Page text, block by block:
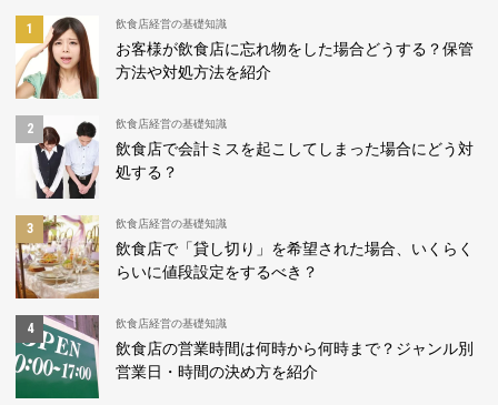
飲食店経営の基礎知識
お客様が飲食店に忘れ物をした場合どうする？保管
方法や対処方法を紹介
飲食店経営の基礎知識
飲食店で会計ミスを起こしてしまった場合にどう対
処する？
飲食店経営の基礎知識
飲食店で「貸し切り」を希望された場合、いくらく
らいに値段設定をするべき？
飲食店経営の基礎知識
飲食店の営業時間は何時から何時まで？ジャンル別
営業日・時間の決め方を紹介